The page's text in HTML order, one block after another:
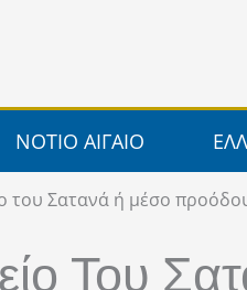
ΝΟΤΙΟ ΑΙΓΑΙΟ
του Σατανά ή μέσο
Του